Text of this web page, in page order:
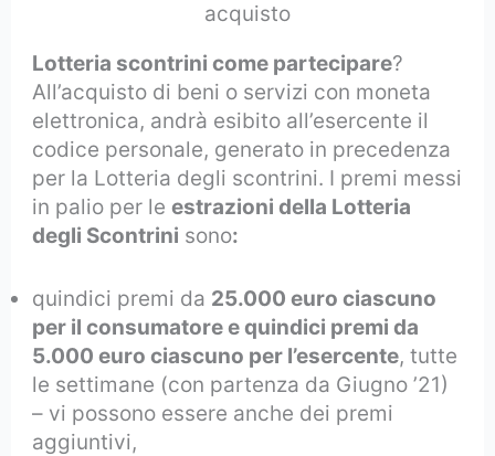
acquisto
Lotteria scontrini come partecipare?
All’acquisto di beni o servizi con moneta
elettronica, andrà esibito all’esercente il
codice personale, generato in precedenza
per la Lotteria degli scontrini. I premi messi
in palio per leestrazioni della Lotteria
degli Scontrini sono:
quindici premi da 25.000 euro ciascuno
per il consumatore e quindici premi da
5.000 euro ciascuno per l’esercente, tutte
le settimane (con partenza da Giugno ’21)
– vi possono essere anche dei premi
aggiuntivi,